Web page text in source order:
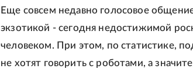
Еще совсем недавно голосовое
экзотикой - сегодня недостижимой
человеком. При этом, по статистике,
не хотят говорить с роботами, а